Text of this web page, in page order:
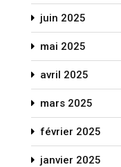
juin 2025
mai 2025
avril 2025
mars 2025
février 2025
janvier 2025